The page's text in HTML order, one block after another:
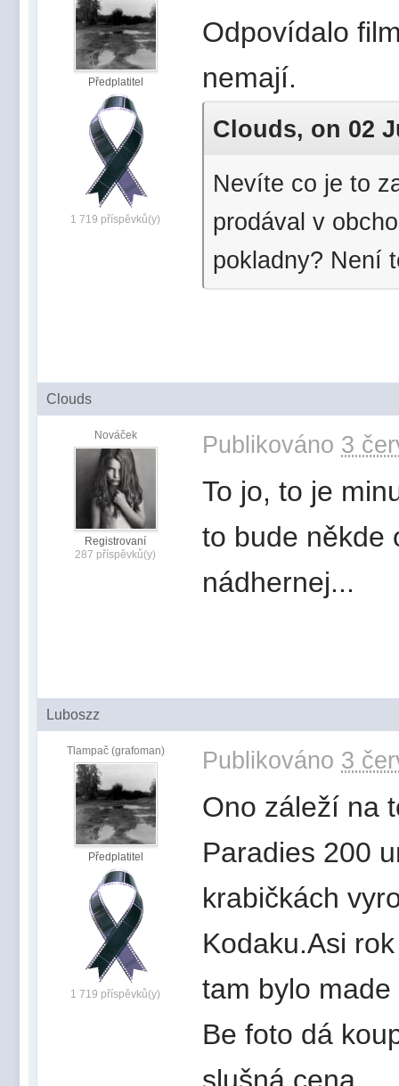
Předplatitel
1 719 příspěvků(y)
Odpovídalo
nemají.
Clouds, on 02
Nevíte co je to
prodával v
pokladny? Není
Clouds
Nováček
Registrovaní
287 příspěvků(y)
Publikováno 3
To jo, to je
to bude někde
nádhernej...
Luboszz
Tlampač (grafoman)
Předplatitel
1 719 příspěvků(y)
Publikováno 3
Ono záleží na
Paradies 200
krabičkách
Kodaku.Asi
tam bylo
Be foto dá
slušná cena.